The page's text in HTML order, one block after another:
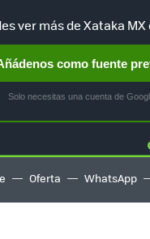
DE Oferta WhatsApp
ver más de Xataka MX
como fuente
Solo necesitas una cuenta de